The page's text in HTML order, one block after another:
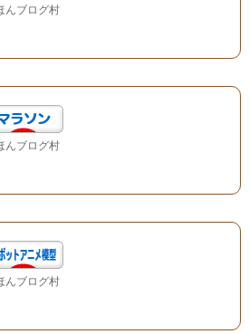
んブログ村
んブログ村
んブログ村